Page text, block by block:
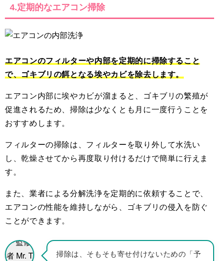
4.定期的なエアコン掃除
エアコンのフィルターや内部を定期的に掃除すること
で、ゴキブリの餌となる埃やカビを除去します。
エアコン内部に埃やカビが溜まると、ゴキブリの繁殖が
促進されるため、掃除は少なくとも月に一度行うことを
おすすめします。
フィルターの掃除は、フィルターを取り外して水洗い
し、乾燥させてから再度取り付けるだけで簡単に行えま
す。
また、業者による分解洗浄を定期的に依頼することで、
エアコンの性能を維持しながら、ゴキブリの侵入を防ぐ
ことができます。
掃除は、そもそも寄せ付けないための「予